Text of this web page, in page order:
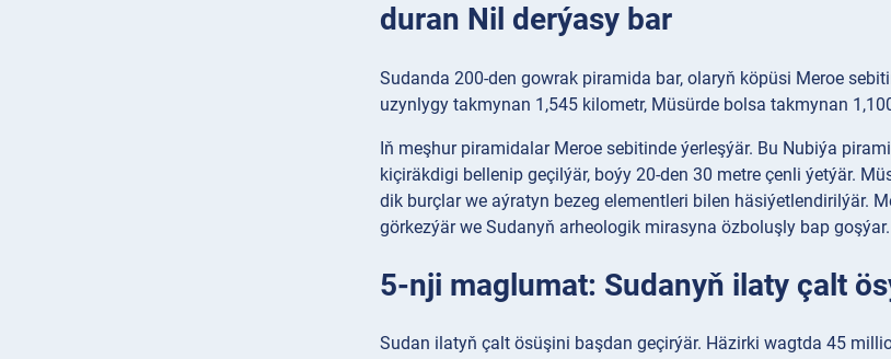
duran Nil derýasy bar
Sudanda 200-den gowrak piramida bar, olaryň köpüsi Meroe
uzynlygy takmynan 1,545 kilometr, Müsürde bolsa takmynan
Iň meşhur piramidalar Meroe sebitinde ýerleşýär. Bu Nubiýa
kiçiräkdigi bellenip geçilýär, boýy 20-den 30 metre çenli ýetýär.
dik burçlar we aýratyn bezeg elementleri bilen häsiýetlendirilýär.
görkezýär we Sudanyň arheologik mirasyna özboluşly bap goşýar.
5-nji maglumat: Sudanyň ilaty çalt
Sudan ilatyň çalt ösüşini başdan geçirýär. Häzirki wagtda 45